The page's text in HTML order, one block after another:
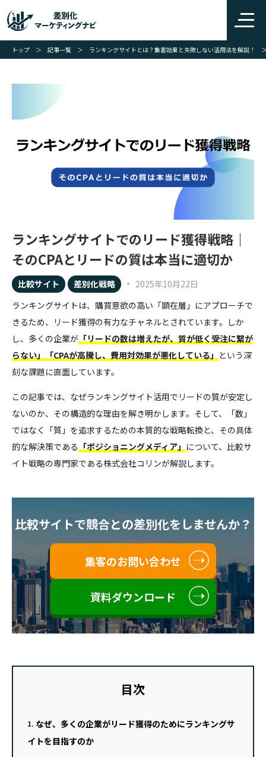
トップ ＞ 記事一覧 ＞ ランキングサイトとは？集客効果と失敗しない活用法を解説！
ランキングサイトでのリード獲得戦略｜
そのCPAとリードの質は本当に適切か
比較サイト 差別化戦略 ・ 2025年10月22日
ランキングサイトは、購買意欲の高い「顕在層」にアプローチで
きるため、リード獲得の有力なチャネルとされています。しか
し、多くの企業が 「リードの数は増えたが、質が低く受注に繋が
らない」「CPAが高騰し、費用対効果が悪化している」 という深
刻な課題に直面しています。
この記事では、なぜランキングサイト活用でリードの質が安定し
ないのか、その構造的な理由を解き明かします。そして、「数」
ではなく「質」を追求するための本質的な戦略転換と、その具体
的な解決策である 「ポジショニングメディア」 について、比較サ
イト戦略の専門家である株式会社コリンが解説します。
比較サイトで競合との差別化をしませんか？
集客のお問い合わせ
資料ダウンロード
目次
1. なぜ、多くの企業がリード獲得のためにランキングサ
イトを目指すのか